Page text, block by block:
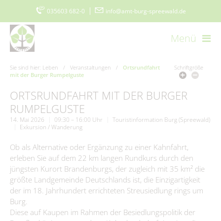
035603 682-0 info@amt-burg-spreewald.de
Menü
Startseite Kontakt Datenschutz
Impressum
Barrierefreiheitserklärung
www.burgimspreewald.de
Cookie-Einstellungen
Aktuelles
Aktuelle Meldungen
Ausschreibungen
Stellenmarkt
Ausschreibungen/Vergaben
Vergebene Aufträge
Amtsblatt
Burger Spreewaldzeitung
Amt & Gemeinden
Vorstellung
Grußwort
Gemeinden
Politik & Verwaltung
Der Amtsdirektor
Amt I – Hauptverwaltung
Bürgerservice
Was erledige ich wo?
Sie sind hier: Leben / Veranstaltungen /
Ortsrundfahrt
mit der Burger Rumpelguste
Schriftgröße
ORTSRUNDFAHRT MIT DER BURGER
RUMPELGUSTE
14. Mai 2026 09:30 – 16:00 Uhr
Touristinformation Burg (Spreewald)
Exkursion / Wanderung
Ob als Alternative oder Ergänzung zu einer Kahnfahrt,
erleben Sie auf dem 22 km langen Rundkurs durch den
jüngsten Kurort Brandenburgs, der zugleich mit 35 km² die
größte Landgemeinde Deutschlands ist, die Einzigartigkeit
der im 18. Jahrhundert errichteten Streusiedlung rings um
Burg.
Diese auf Kaupen im Rahmen der Besiedlungspolitik der